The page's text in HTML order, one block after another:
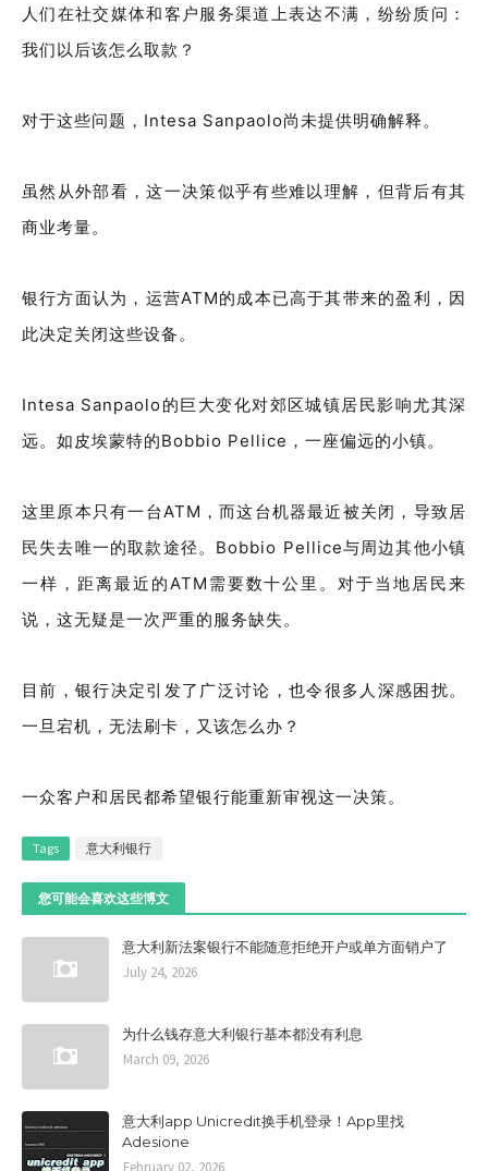
人们在社交媒体和客户服务渠道上表达不满，纷纷质问：
我们以后该怎么取款？
对于这些问题，Intesa Sanpaolo尚未提供明确解释。
虽然从外部看，这一决策似乎有些难以理解，但背后有其
商业考量。
银行方面认为，运营ATM的成本已高于其带来的盈利，因
此决定关闭这些设备。
Intesa Sanpaolo的巨大变化对郊区城镇居民影响尤其深
远。如皮埃蒙特的Bobbio Pellice，一座偏远的小镇。
这里原本只有一台ATM，而这台机器最近被关闭，导致居
民失去唯一的取款途径。Bobbio Pellice与周边其他小镇
一样，距离最近的ATM需要数十公里。对于当地居民来
说，这无疑是一次严重的服务缺失。
目前，银行决定引发了广泛讨论，也令很多人深感困扰。
一旦宕机，无法刷卡，又该怎么办？
一众客户和居民都希望银行能重新审视这一决策。
Tags 意大利银行
您可能会喜欢这些博文
意大利新法案银行不能随意拒绝开户或单方面销户了
July 24, 2026
为什么钱存意大利银行基本都没有利息
March 09, 2026
意大利app Unicredit换手机登录！App里找
Adesione
February 02, 2026